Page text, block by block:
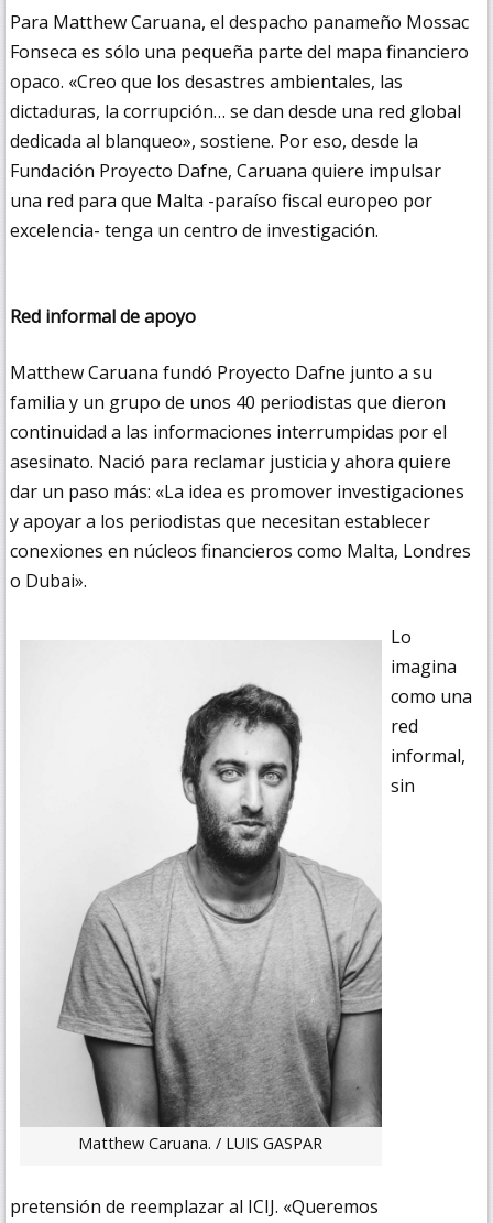
Para Matthew Caruana, el despacho panameño Mossac
Fonseca es sólo una pequeña parte del mapa financiero
opaco. «Creo que los desastres ambientales, las
dictaduras, la corrupción… se dan desde una red global
dedicada al blanqueo», sostiene. Por eso, desde la
Fundación Proyecto Dafne, Caruana quiere impulsar
una red para que Malta -paraíso fiscal europeo por
excelencia- tenga un centro de investigación.
Red informal de apoyo
Matthew Caruana fundó Proyecto Dafne junto a su
familia y un grupo de unos 40 periodistas que dieron
continuidad a las informaciones interrumpidas por el
asesinato. Nació para reclamar justicia y ahora quiere
dar un paso más: «La idea es promover investigaciones
y apoyar a los periodistas que necesitan establecer
conexiones en núcleos financieros como Malta, Londres
o Dubai».
Matthew Caruana. / LUIS GASPAR
Lo
imagina
como una
red
informal,
sin
pretensión de reemplazar al ICIJ. «Queremos